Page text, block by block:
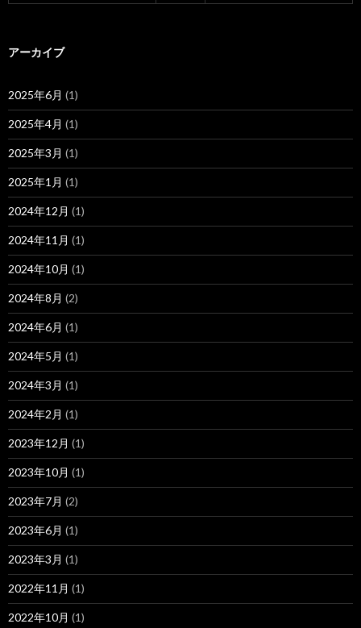
アーカイブ
2025年6月 (1)
2025年4月 (1)
2025年3月 (1)
2025年1月 (1)
2024年12月 (1)
2024年11月 (1)
2024年10月 (1)
2024年8月 (2)
2024年6月 (1)
2024年5月 (1)
2024年3月 (1)
2024年2月 (1)
2023年12月 (1)
2023年10月 (1)
2023年7月 (2)
2023年6月 (1)
2023年3月 (1)
2022年11月 (1)
2022年10月 (1)